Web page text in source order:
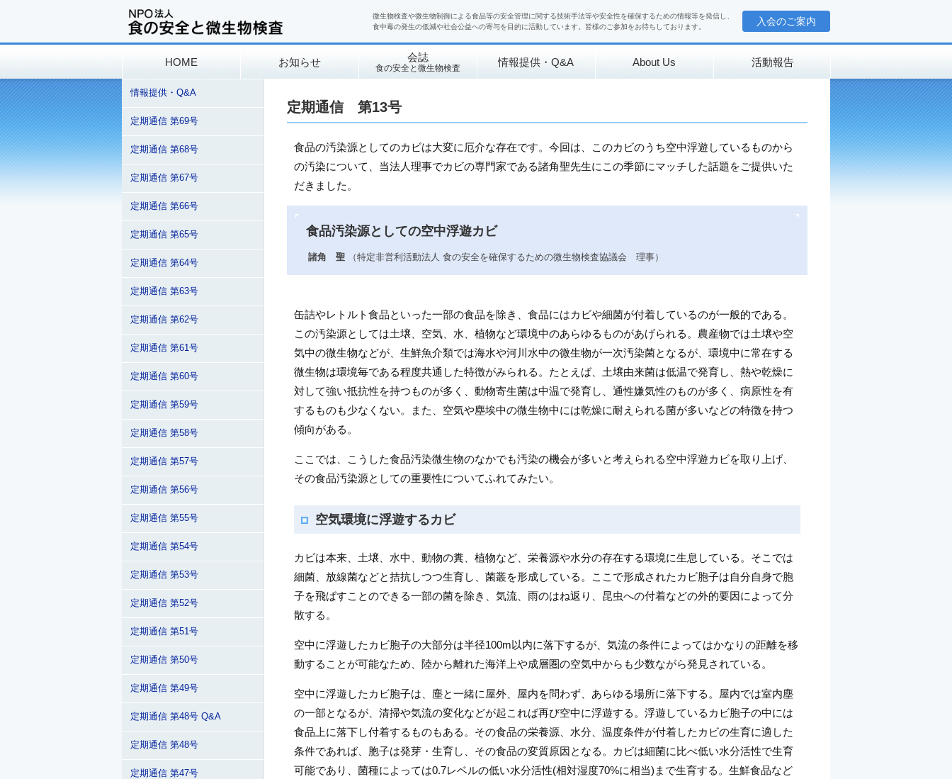
微生物検査や微生物制御による食品等の安全管理に関する技術手法等や安全性を確保するための情報等を発信し、
食中毒の発生の低減や社会公益への寄与を目的に活動しています。皆様のご参加をお待ちしております。
入会のご案内
HOME お知らせ 会誌
食の安全と微生物検査 情報提供・Q&A About Us 活動報告
定期通信 第13号
食品の汚染源としてのカビは大変に厄介な存在です。今回は、このカビのうち空中浮遊しているものから
の汚染について、当法人理事でカビの専門家である諸角聖先生にこの季節にマッチした話題をご提供いた
だきました。
食品汚染源としての空中浮遊カビ
諸角 聖（特定非営利活動法人 食の安全を確保するための微生物検査協議会 理事）
缶詰やレトルト食品といった一部の食品を除き、食品にはカビや細菌が付着しているのが一般的である。
この汚染源としては土壌、空気、水、植物など環境中のあらゆるものがあげられる。農産物では土壌や空
気中の微生物などが、生鮮魚介類では海水や河川水中の微生物が一次汚染菌となるが、環境中に常在する
微生物は環境毎である程度共通した特徴がみられる。たとえば、土壌由来菌は低温で発育し、熱や乾燥に
対して強い抵抗性を持つものが多く、動物寄生菌は中温で発育し、通性嫌気性のものが多く、病原性を有
するものも少なくない。また、空気や塵埃中の微生物中には乾燥に耐えられる菌が多いなどの特徴を持つ
傾向がある。
ここでは、こうした食品汚染微生物のなかでも汚染の機会が多いと考えられる空中浮遊カビを取り上げ、
その食品汚染源としての重要性についてふれてみたい。
空気環境に浮遊するカビ
カビは本来、土壌、水中、動物の糞、植物など、栄養源や水分の存在する環境に生息している。そこでは
細菌、放線菌などと拮抗しつつ生育し、菌叢を形成している。ここで形成されたカビ胞子は自分自身で胞
子を飛ばすことのできる一部の菌を除き、気流、雨のはね返り、昆虫への付着などの外的要因によって分
散する。
空中に浮遊したカビ胞子の大部分は半径100m以内に落下するが、気流の条件によってはかなりの距離を移
動することが可能なため、陸から離れた海洋上や成層圏の空気中からも少数ながら発見されている。
空中に浮遊したカビ胞子は、塵と一緒に屋外、屋内を問わず、あらゆる場所に落下する。屋内では室内塵
の一部となるが、清掃や気流の変化などが起これば再び空中に浮遊する。浮遊しているカビ胞子の中には
食品上に落下し付着するものもある。その食品の栄養源、水分、温度条件が付着したカビの生育に適した
条件であれば、胞子は発芽・生育し、その食品の変質原因となる。カビは細菌に比べ低い水分活性で生育
可能であり、菌種によっては0.7レベルの低い水分活性(相対湿度70%に相当)まで生育する。生鮮食品など
情報提供・Q&A
定期通信 第69号
定期通信 第68号
定期通信 第67号
定期通信 第66号
定期通信 第65号
定期通信 第64号
定期通信 第63号
定期通信 第62号
定期通信 第61号
定期通信 第60号
定期通信 第59号
定期通信 第58号
定期通信 第57号
定期通信 第56号
定期通信 第55号
定期通信 第54号
定期通信 第53号
定期通信 第52号
定期通信 第51号
定期通信 第50号
定期通信 第49号
定期通信 第48号 Q&A
定期通信 第48号
定期通信 第47号